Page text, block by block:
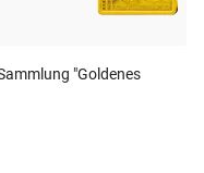
"Goldenes